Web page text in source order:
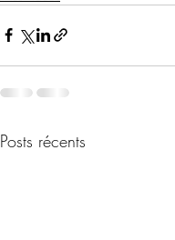
Posts récents